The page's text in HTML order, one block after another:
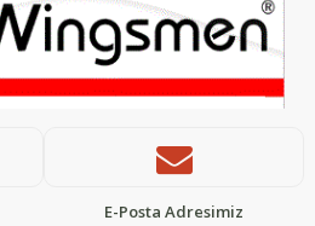
E-Posta Adresimiz